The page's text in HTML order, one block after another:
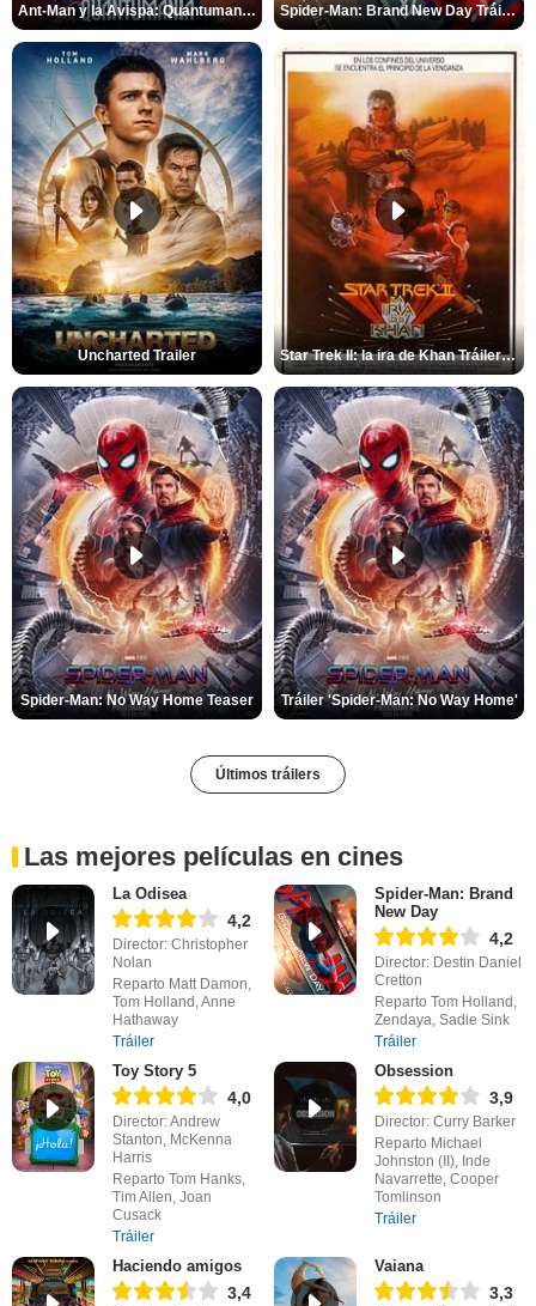
Ant-Man y la Avispa: Quantumanía Tráiler (2) Spider-Man: Brand New Day Tráiler (3)
Uncharted Trailer Star Trek II: la ira de Khan Tráiler VO
Spider-Man: No Way Home Teaser Tráiler 'Spider-Man: No Way Home'
Últimos tráilers
Las mejores películas en cines
La Odisea
4,2
Director: Christopher
Nolan
Reparto Matt Damon,
Tom Holland, Anne
Hathaway
Tráiler
Spider-Man: Brand
New Day
4,2
Director: Destin Daniel
Cretton
Reparto Tom Holland,
Zendaya, Sadie Sink
Tráiler
Toy Story 5
4,0
Director: Andrew
Stanton, McKenna
Harris
Reparto Tom Hanks,
Tim Allen, Joan
Cusack
Tráiler
Obsession
3,9
Director: Curry Barker
Reparto Michael
Johnston (II), Inde
Navarrette, Cooper
Tomlinson
Tráiler
Haciendo amigos
3,4
Vaiana
3,3